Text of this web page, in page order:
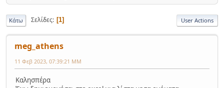
Κάτω Σελίδες 1 User Actions
meg_athens
11 Φεβ 2023, 07:39:21 ΜΜ
Καλησπέρα